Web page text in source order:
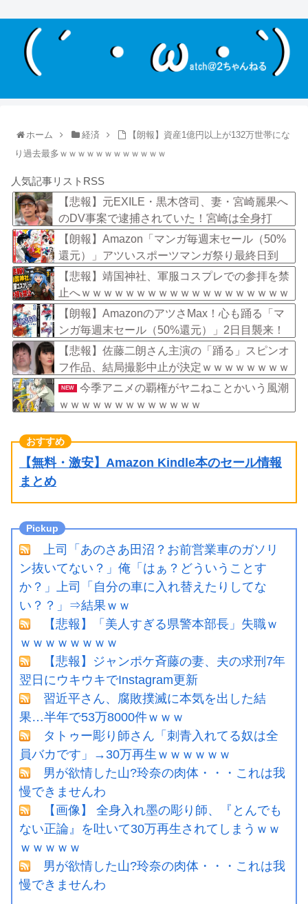
ホーム 経済
【朗報】資産1億円以上が132万世帯にな
り過去最多ｗｗｗｗｗｗｗｗｗｗｗｗ
人気記事リストRSS
【悲報】元EXILE・黒木啓司、妻・宮崎麗果へ
のDV事案で逮捕されていた！宮崎は全身打
撲、頭部裂傷及び打撲、頸部損傷・・・
【朗報】Amazon「マンガ毎週末セール（50%
還元）」アツいスポーツマンガ祭り最終日到
来！！！
【悲報】靖国神社、軍服コスプレでの参拝を禁
止へｗｗｗｗｗｗｗｗｗｗｗｗｗｗｗｗｗｗｗ
【朗報】AmazonのアツさMax！心も踊る「マ
ンガ毎週末セール（50%還元）」2日目襲来！
【悲報】佐藤二朗さん主演の「踊る」スピンオ
フ作品、結局撮影中止が決定ｗｗｗｗｗｗｗｗ
ｗ
NEW
今季アニメの覇権がヤニねことかいう風潮
ｗｗｗｗｗｗｗｗｗｗｗｗｗ
【無料・激安】Amazon Kindle本のセール情報
まとめ
上司「あのさあ田沼？お前営業車のガソリ
ン抜いてない？」俺「はぁ？どういうことす
か？」上司「自分の車に入れ替えたりしてな
い？？」⇒結果ｗｗ
【悲報】「美人すぎる県警本部長」失職ｗ
ｗｗｗｗｗｗｗｗ
【悲報】ジャンポケ斉藤の妻、夫の求刑7年
翌日にウキウキでInstagram更新
習近平さん、腐敗撲滅に本気を出した結
果…半年で53万8000件ｗｗｗ
タトゥー彫り師さん「刺青入れてる奴は全
員バカです」→30万再生ｗｗｗｗｗｗ
男が欲情した山?玲奈の肉体・・・これは我
慢できませんわ
【画像】 全身入れ墨の彫り師、『とんでも
ない正論』を吐いて30万再生されてしまうｗｗ
ｗｗｗｗｗ
男が欲情した山?玲奈の肉体・・・これは我
慢できませんわ